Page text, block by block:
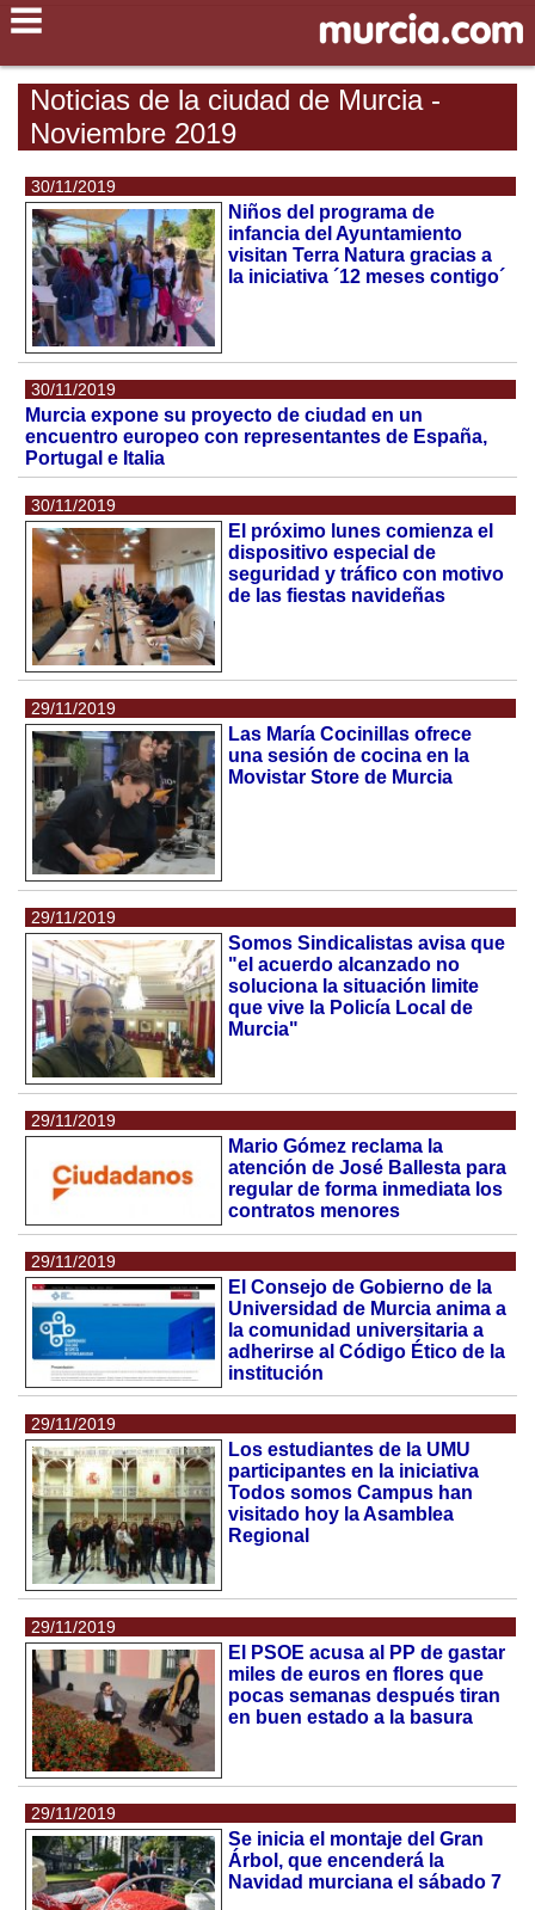
Noticias de la ciudad de Murcia -
Noviembre 2019
30/11/2019
Niños del programa de
infancia del Ayuntamiento
visitan Terra Natura gracias a
la iniciativa ´12 meses contigo´
30/11/2019
Murcia expone su proyecto de ciudad en un
encuentro europeo con representantes de España,
Portugal e Italia
30/11/2019
El próximo lunes comienza el
dispositivo especial de
seguridad y tráfico con motivo
de las fiestas navideñas
29/11/2019
Las María Cocinillas ofrece
una sesión de cocina en la
Movistar Store de Murcia
29/11/2019
Somos Sindicalistas avisa que
"el acuerdo alcanzado no
soluciona la situación limite
que vive la Policía Local de
Murcia"
29/11/2019
Mario Gómez reclama la
atención de José Ballesta para
regular de forma inmediata los
contratos menores
29/11/2019
El Consejo de Gobierno de la
Universidad de Murcia anima a
la comunidad universitaria a
adherirse al Código Ético de la
institución
29/11/2019
Los estudiantes de la UMU
participantes en la iniciativa
Todos somos Campus han
visitado hoy la Asamblea
Regional
29/11/2019
El PSOE acusa al PP de gastar
miles de euros en flores que
pocas semanas después tiran
en buen estado a la basura
29/11/2019
Se inicia el montaje del Gran
Árbol, que encenderá la
Navidad murciana el sábado 7